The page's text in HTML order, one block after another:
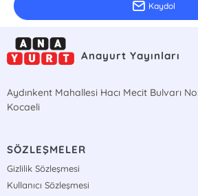
Kaydol
Anayurt Yayınları
Aydınkent Mahallesi Hacı Mecit Bulvarı
Kocaeli
SÖZLEŞMELER
Gizlilik Sözleşmesi
Kullanıcı Sözleşmesi